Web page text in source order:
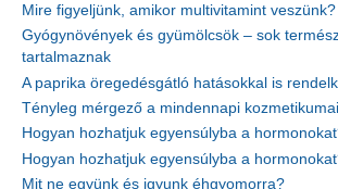
Mire figyeljünk, amikor multivitamint veszünk?
Gyógynövények és gyümölcsök – sok
tartalmaznak
A paprika öregedésgátló hatásokkal is
Tényleg mérgező a mindennapi
Hogyan hozhatjuk egyensúlyba a
Hogyan hozhatjuk egyensúlyba a
Mit ne együnk és igyunk éhgyomorra?